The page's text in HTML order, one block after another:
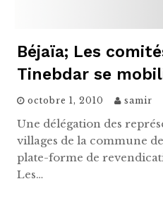
Béjaïa; Les
Tinebdar se
octobre 1, 2010 samir
Une délégation des
villages de la commune
plate-forme de
Les…